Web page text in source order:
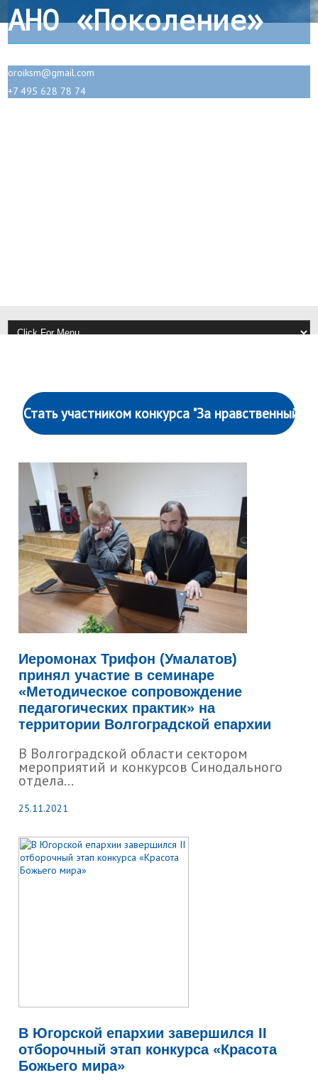
АНО «Поколение»
oroiksm@gmail.com
+7 495 628 78 74
Стать участником конкурса "За нравственный
Иеромонах Трифон (Умалатов)
принял участие в семинаре
«Методическое сопровождение
педагогических практик» на
территории Волгоградской епархии
В Волгоградской области сектором
мероприятий и конкурсов Синодального
отдела...
25.11.2021
В Югорской епархии завершился II
отборочный этап конкурса «Красота
Божьего мира»